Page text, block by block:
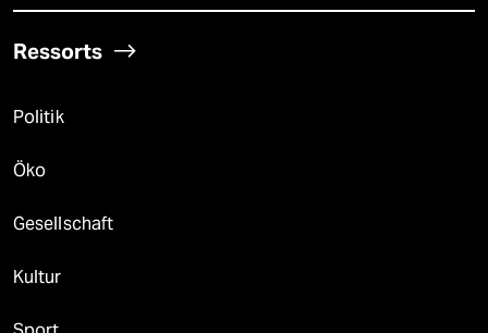
Ressorts
Politik
Öko
Gesellschaft
Kultur